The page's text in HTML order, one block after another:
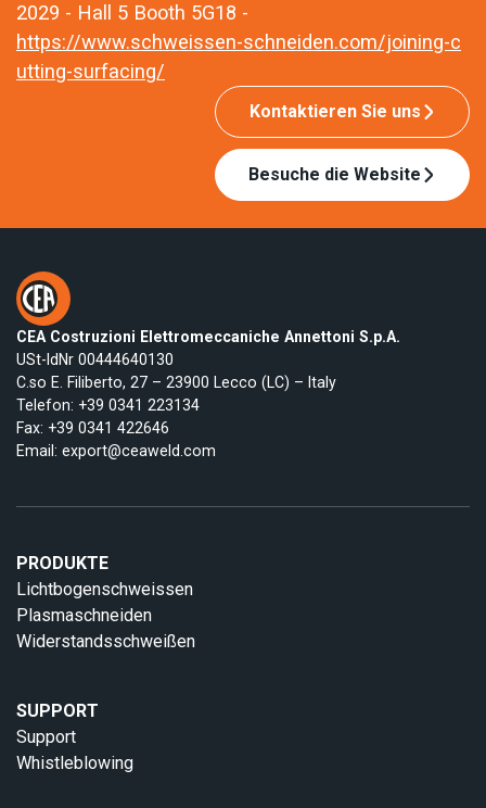
2029 - Hall 5 Booth 5G18 -
https://www.schweissen-schneiden.com/joining-c
utting-surfacing/
Kontaktieren Sie uns
Besuche die Website
CEA Costruzioni Elettromeccaniche Annettoni S.p.A.
USt-IdNr 00444640130
C.so E. Filiberto, 27 – 23900 Lecco (LC) – Italy
Telefon: +39 0341 223134
Fax: +39 0341 422646
Email: export@ceaweld.com
PRODUKTE
Lichtbogenschweissen
Plasmaschneiden
Widerstandsschweißen
SUPPORT
Support
Whistleblowing